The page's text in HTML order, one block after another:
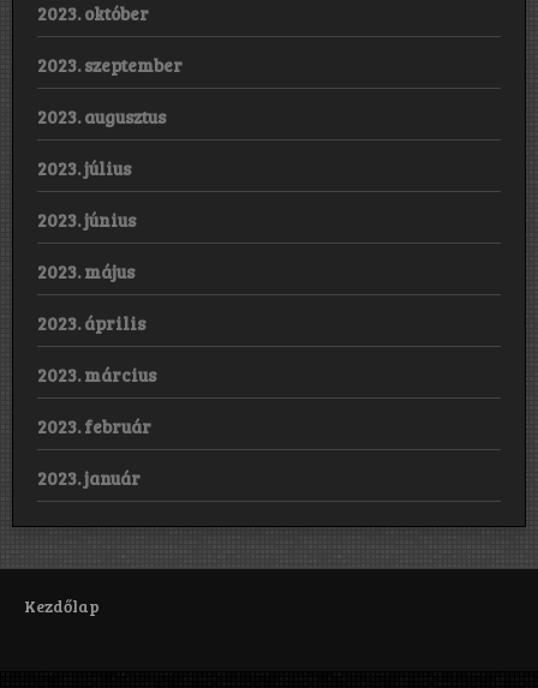
2023. október
2023. szeptember
2023. augusztus
2023. július
2023. június
2023. május
2023. április
2023. március
2023. február
2023. január
Kezdőlap